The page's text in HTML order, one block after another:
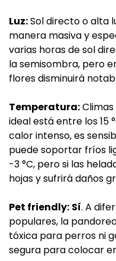
Luz:Sol directo o alta
manera masiva y
varias horas de sol
la semisombra, pero
flores disminuirá
Temperatura:
ideal está entre los 15
calor intenso, es
puede soportar fríos
-3 °C, pero si las
hojas y sufrirá daños
Pet friendly: Sí. A
populares, la
tóxica para perros ni
segura para colocar